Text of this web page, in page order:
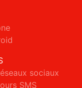
sociaux
SMS